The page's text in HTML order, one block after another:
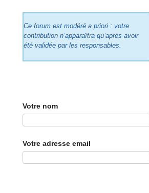
Ce forum est modéré a priori : votre
contribution n’apparaîtra qu’après avoir
été validée par les responsables.
Votre nom
Votre adresse email